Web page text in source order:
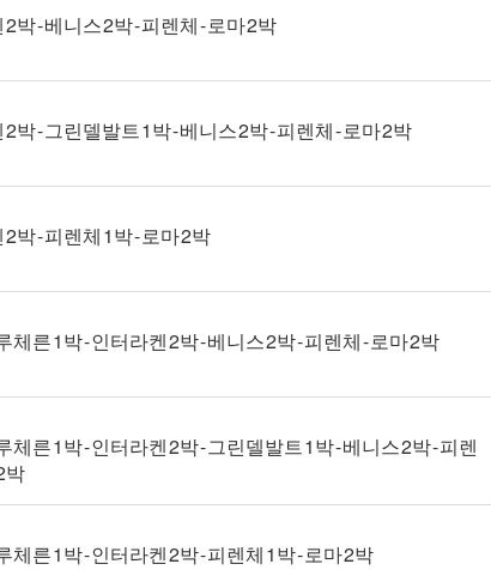
박 - 베니스 2박 - 피렌체 - 로마 2박
박 - 그린델발트 1박 - 베니스 2박 - 피렌체 - 로마 2박
박 - 피렌체 1박 - 로마 2박
체른 1박 - 인터라켄 2박 - 베니스 2박 - 피렌체 - 로마 2박
체른 1박 - 인터라켄 2박 - 그린델발트 1박 - 베니스 2박 - 피렌
박
체른 1박 - 인터라켄 2박 - 피렌체 1박 - 로마 2박